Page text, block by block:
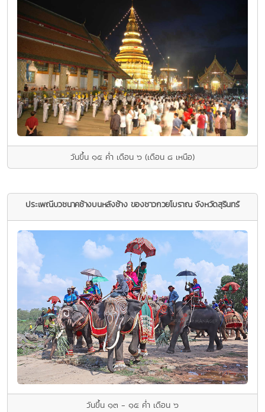
วันขึ้น ๑๕ ค่ำ เดือน ๖ (เดือน ๘ เหนือ)
ประเพณีบวชนาคช้างบนหลังช้าง ของชาวกวยโบราณ จังหวัดสุรินทร์
วันขึ้น ๑๓ - ๑๕ ค่ำ เดือน ๖